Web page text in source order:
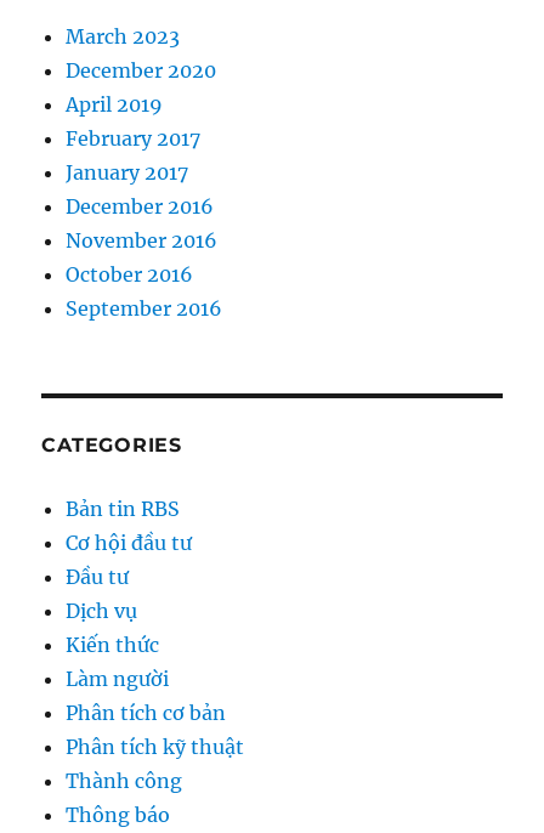
March 2023
December 2020
April 2019
February 2017
January 2017
December 2016
November 2016
October 2016
September 2016
CATEGORIES
Bản tin RBS
Cơ hội đầu tư
Đầu tư
Dịch vụ
Kiến thức
Làm người
Phân tích cơ bản
Phân tích kỹ thuật
Thành công
Thông báo